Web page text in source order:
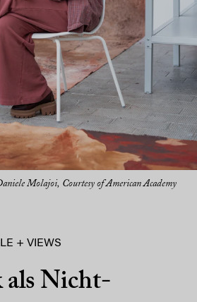
+ VIEWS
als Nicht-
Molajoi, Courtesy of American Academy